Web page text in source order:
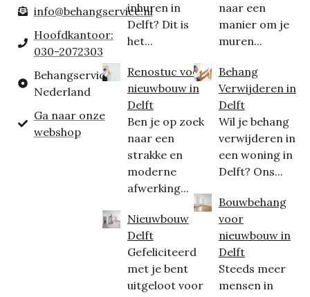
info@behangservice.nl
Hoofdkantoor:
030-2072303
Behangservice
Nederland
Ga naar onze
webshop
inhuren in
Delft? Dit is
het...
Renostuc voor
nieuwbouw in
Delft
Ben je op zoek
naar een
strakke en
moderne
afwerking...
Nieuwbouw
Delft
Gefeliciteerd
met je bent
uitgeloot voor
naar een
manier om je
muren...
Behang
Verwijderen in
Delft
Wil je behang
verwijderen in
een woning in
Delft? Ons...
Bouwbehang
voor
nieuwbouw in
Delft
Steeds meer
mensen in